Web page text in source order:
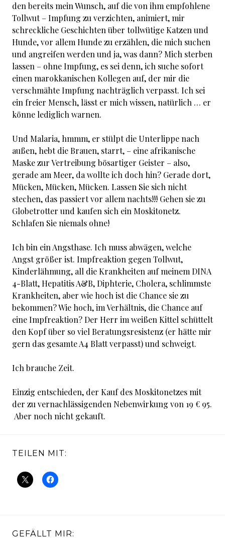
den bereits mein Wunsch, auf die von ihm empfohlene
Tollwut – Impfung zu verzichten, animiert, mir
schreckliche Geschichten über tollwütige Katzen und
Hunde, vor allem Hunde zu erzählen, die mich suchen
und angreifen werden und ja, was dann? Mich sterben
lassen – ohne Impfung, es sei denn, ich suche sofort
einen marokkanischen Kollegen auf, der mir die
verschmähte Impfung nachträglich verpasst. Ich sei
ein freier Mensch, lässt er mich wissen, natürlich … er
könne lediglich warnen.
Und Malaria, hmmm, er stülpt die Unterlippe nach
außen, hebt die Brauen, starrt, – eine afrikanische
Maske zur Vertreibung bösartiger Geister – also,
gerade am Meer, da wollte ich doch hin? Gerade dort,
Mücken, Mücken, Mücken. Lassen Sie sich nicht
stechen, das passiert vor allem nachts!!! Gehen sie zu
Globetrotter und kaufen sich ein Moskitonetz.
Schlafen Sie niemals ohne!
Ich bin ein Angsthase. Ich muss abwägen, welche
Angst größer ist. Impfreaktion gegen Tollwut,
Kinderlähmung, all die Krankheiten auf meinem DINA
4-Blatt, Hepatitis A&B, Diphterie, Cholera, schlimmste
Krankheiten, aber wie hoch ist die Chance sie zu
bekommen? Wie hoch, im Verhältnis, die Chance auf
eine Impfreaktion? Der Herr im weißen Kittel schüttelt
den Kopf über so viel Beratungsresistenz (er hätte mir
gern das gesamte A4 Blatt verpasst) und schweigt.
Ich brauche Zeit.
Einzig entschieden, der Kauf des Moskitonetzes mit
der zu vernachlässigenden Nebenwirkung von 19 € 95.
Aber noch nicht gekauft.
TEILEN MIT:
GEFÄLLT MIR: